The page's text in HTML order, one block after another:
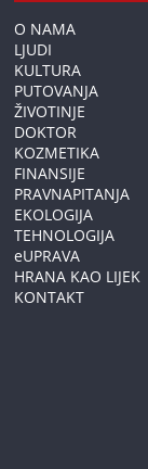
O NAMA
LJUDI
KULTURA
PUTOVANJA
ŽIVOTINJE
DOKTOR
KOZMETIKA
FINANSIJE
PRAVNAPITANJA
EKOLOGIJA
TEHNOLOGIJA
eUPRAVA
HRANA KAO LIJEK
KONTAKT